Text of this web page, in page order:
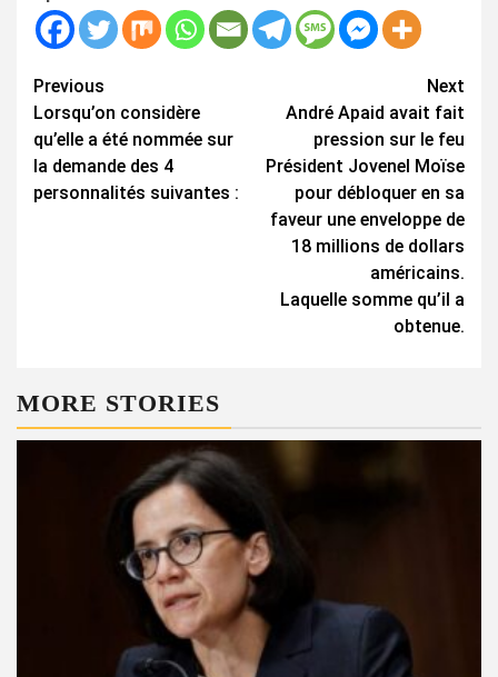
Continue
Reading
Previous
Lorsqu’on considère
qu’elle a été nommée sur
la demande des 4
personnalités suivantes :
Next
André Apaid avait fait
pression sur le feu
Président Jovenel Moïse
pour débloquer en sa
faveur une enveloppe de
18 millions de dollars
américains.
Laquelle somme qu’il a
obtenue.
MORE STORIES